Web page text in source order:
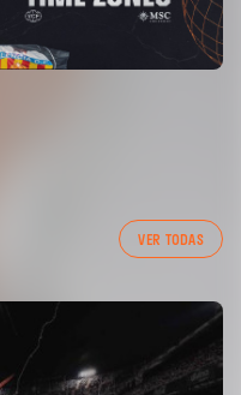
VER TODAS